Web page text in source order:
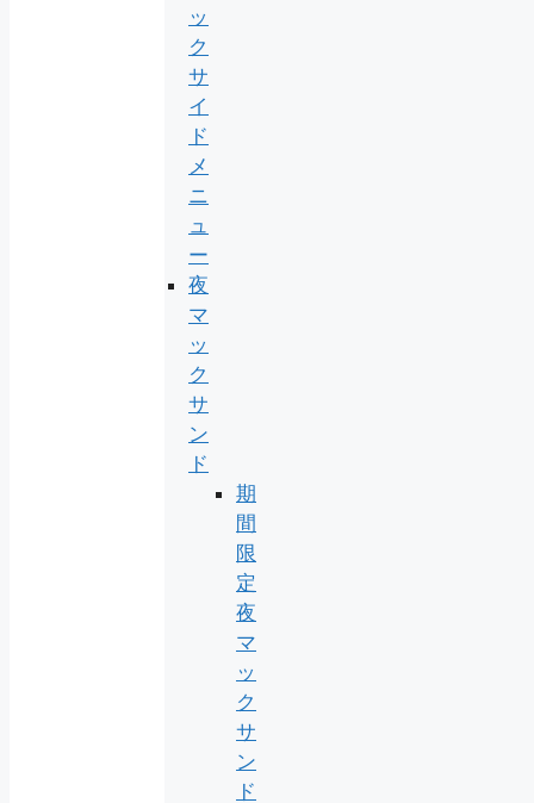
ッ
ク
サ
イ
ド
メ
ニ
ュ
ー
夜
マ
ッ
ク
サ
ン
ド
期
間
限
定
夜
マ
ッ
ク
サ
ン
ド